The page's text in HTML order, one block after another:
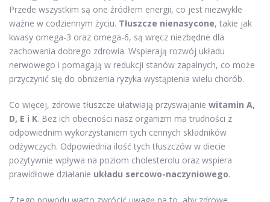
Przede wszystkim są one źródłem energii, co jest niezwykle
ważne w codziennym życiu. Tłuszcze nienasycone, takie jak
kwasy omega-3 oraz omega-6, są wręcz niezbędne dla
zachowania dobrego zdrowia. Wspierają rozwój układu
nerwowego i pomagają w redukcji stanów zapalnych, co może
przyczynić się do obniżenia ryzyka wystąpienia wielu chorób.
Co więcej, zdrowe tłuszcze ułatwiają przyswajanie witamin A,
D, E i K. Bez ich obecności nasz organizm ma trudności z
odpowiednim wykorzystaniem tych cennych składników
odżywczych. Odpowiednia ilość tych tłuszczów w diecie
pozytywnie wpływa na poziom cholesterolu oraz wspiera
prawidłowe działanie układu sercowo-naczyniowego.
Z tego powodu warto zwrócić uwagę na to, aby zdrowe